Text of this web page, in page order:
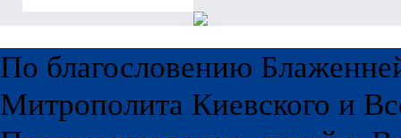
По благословению
Митрополита Киевского и